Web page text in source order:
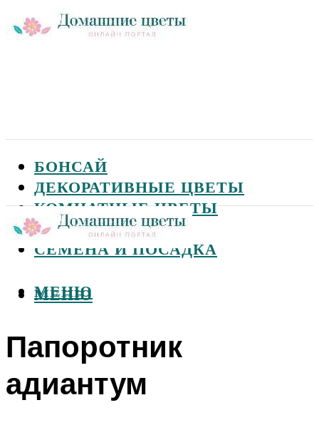
БОНСАЙ
ДЕКОРАТИВНЫЕ ЦВЕТЫ
КОМНАТНЫЕ ЦВЕТЫ
САДОВЫЕ ЦВЕТЫ
СЕМЕНА И ПОСАДКА
МЕНЮ
МЕНЮ
Папоротник
адиантум